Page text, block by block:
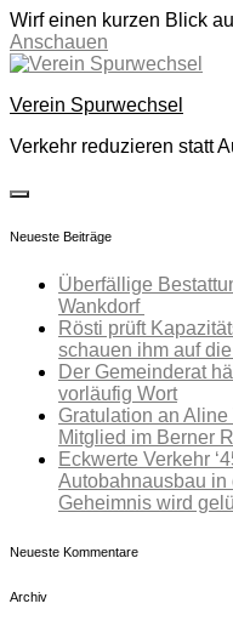
Wirf einen kurzen Blick
Anschauen
Skip
content
Verein Spurwechsel
Verkehr reduzieren statt
toggle
sidebar
Neueste Beiträge
Überfällige
Wankdorf
Rösti prüft
schauen ihm auf
Der Gemeinderat
vorläufig Wort
Gratulation an
Mitglied im Berner
Eckwerte Verkehr
Autobahnausbau
Geheimnis wird
Neueste Kommentare
Archiv